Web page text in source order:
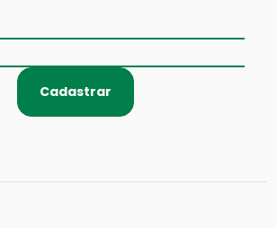
Cadastrar